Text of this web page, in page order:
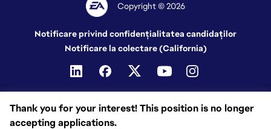
Thank you for your interest! This position is no longer
accepting applications.
Copyright © 2026
Notificare privind confidențialitatea candidaților
Notificare la colectare (California)